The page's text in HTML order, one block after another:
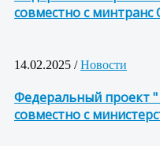
совместно с минтранс
14.02.2025 /Новости
Федеральный проект
совместно с